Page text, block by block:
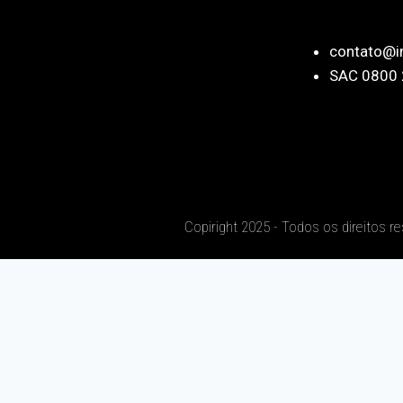
SAC
Copiright 2025 - Todos os direitos